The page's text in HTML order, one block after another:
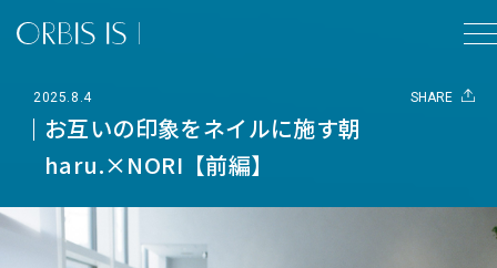
2025.8.4 SHARE
お互いの印象をネイルに施す朝
haru.×NORI【前編】